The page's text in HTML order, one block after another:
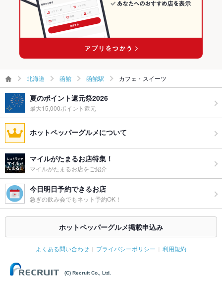
北海道 函館 函館駅 カフェ・スイーツ
夏のポイント還元祭2026
最大15,000ポイント還元
ホットペッパーグルメについて
マイルがたまるお店特集！
マイルがたまるお店をご紹介
今日明日予約できるお店
急ぎの飲み会でもネット予約OK！
ホットペッパーグルメ掲載申込み
よくある問い合わせ プライバシーポリシー 利用規約
(C) Recruit Co., Ltd.